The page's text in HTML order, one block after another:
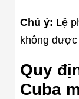
Chú ý: Lệ
không
Quy
Cuba